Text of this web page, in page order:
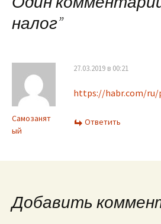
записям
налог”
Самозанят
ый
27.03.2019 в 00:21
https://habr.com/ru/
Ответить
Добавить